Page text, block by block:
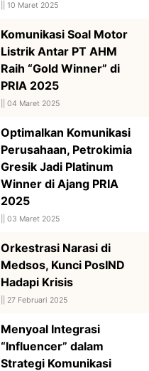
10 Maret 2025
Komunikasi Soal Motor
Listrik Antar PT AHM
Raih “Gold Winner” di
PRIA 2025
04 Maret 2025
Optimalkan Komunikasi
Perusahaan, Petrokimia
Gresik Jadi Platinum
Winner di Ajang PRIA
2025
03 Maret 2025
Orkestrasi Narasi di
Medsos, Kunci PosIND
Hadapi Krisis
27 Februari 2025
Menyoal Integrasi
“Influencer” dalam
Strategi Komunikasi